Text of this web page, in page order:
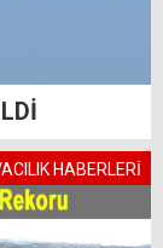
HABERLERİ